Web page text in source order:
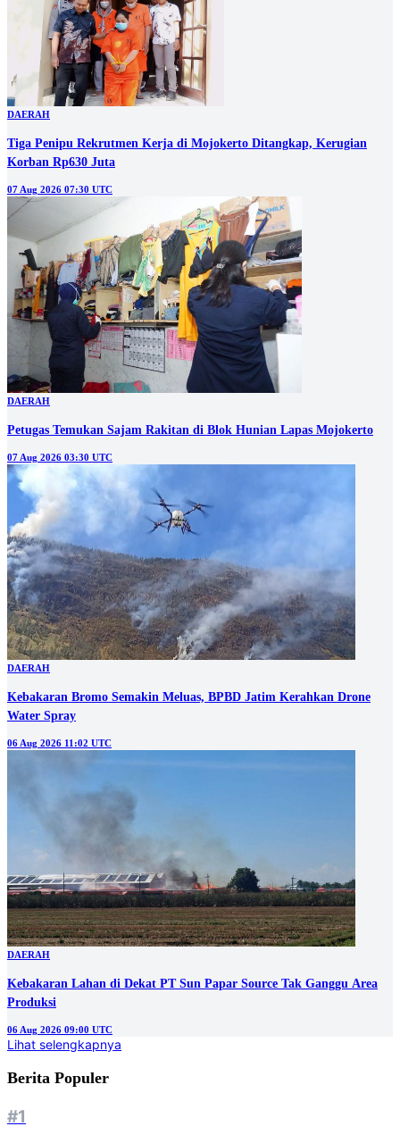
DAERAH
Tiga Penipu Rekrutmen Kerja di Mojokerto Ditangkap, Kerugian
Korban Rp630 Juta
07 Aug 2026 07:30 UTC
DAERAH
Petugas Temukan Sajam Rakitan di Blok Hunian Lapas Mojokerto
07 Aug 2026 03:30 UTC
DAERAH
Kebakaran Bromo Semakin Meluas, BPBD Jatim Kerahkan Drone
Water Spray
06 Aug 2026 11:02 UTC
DAERAH
Kebakaran Lahan di Dekat PT Sun Papar Source Tak Ganggu Area
Produksi
06 Aug 2026 09:00 UTC
Lihat selengkapnya
Berita Populer
#1